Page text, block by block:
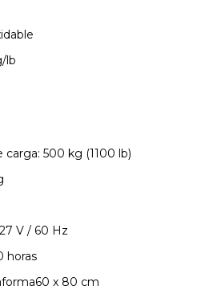
lb
carga: 500 kg (1100 lb)
V / 60 Hz
horas
x 80 cm